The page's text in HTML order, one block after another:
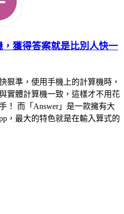
獲得答案就是比別人快一
狠準，使用手機上的計算機時，
實體計算機一致，這樣才不用花
！ 而「Answer」是一款擁有大
，最大的特色就是在輸入算式的